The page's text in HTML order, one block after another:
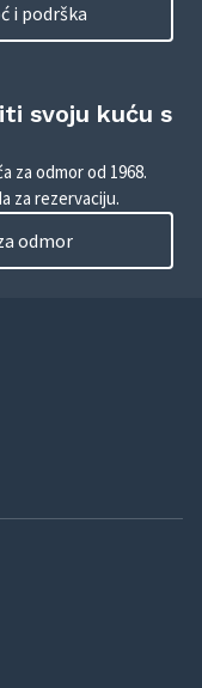
i podrška
svoju kuću s
za odmor od 1968.
za rezervaciju.
odmor